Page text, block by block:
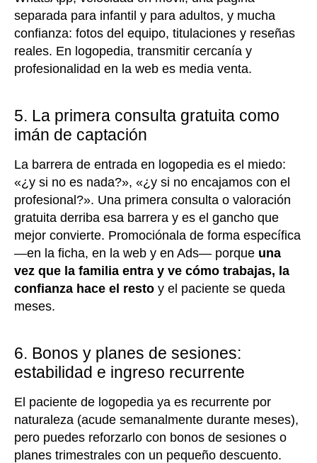
separada para infantil y para adultos, y mucha
confianza: fotos del equipo, titulaciones y reseñas
reales. En logopedia, transmitir cercanía y
profesionalidad en la web es media venta.
5. La primera consulta gratuita como
imán de captación
La barrera de entrada en logopedia es el miedo:
«¿y si no es nada?», «¿y si no encajamos con el
profesional?». Una primera consulta o valoración
gratuita derriba esa barrera y es el gancho que
mejor convierte. Promociónala de forma específica
—en la ficha, en la web y en Ads— porque una
vez que la familia entra y ve cómo trabajas, la
confianza hace el resto y el paciente se queda
meses.
6. Bonos y planes de sesiones:
estabilidad e ingreso recurrente
El paciente de logopedia ya es recurrente por
naturaleza (acude semanalmente durante meses),
pero puedes reforzarlo con bonos de sesiones o
planes trimestrales con un pequeño descuento.